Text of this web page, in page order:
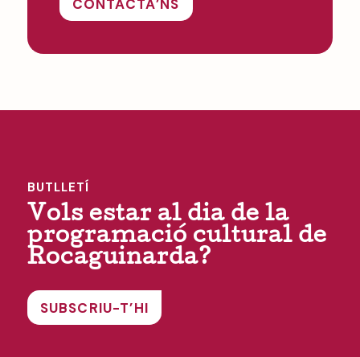
CONTACTA’NS
BUTLLETÍ
Vols estar al dia de la
programació cultural de
Rocaguinarda?
SUBSCRIU-T’HI